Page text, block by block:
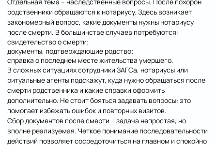
родственники обращаются к нотариусу. Здесь возникает
закономерный вопрос, какие документы нужны нотариусу
после смерти. В большинстве случаев потребуются:
свидетельство о смерти;
документы, подтверждающие родство;
справка о последнем месте жительства умершего.
В сложных ситуациях сотрудники ЗАГСа, нотариусы или
ритуальные агенты подскажут, куда нужно обращаться после
смерти родственника и какие справки оформить
дополнительно. Не стоит бояться задавать вопросы: это
помогает избежать ошибок и повторных визитов.
Сбор документов после смерти – задача непростая, но
вполне реализуемая. Четкое понимание последовательности
действий позволяет сосредоточиться на главном и спокойно
Отправить